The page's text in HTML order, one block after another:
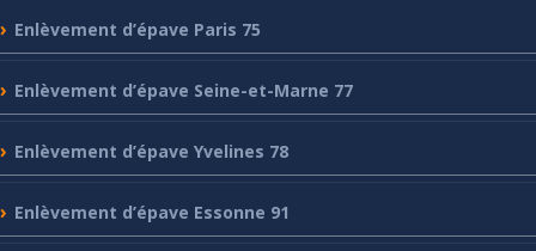
Enlèvement d’épave Paris 75
Enlèvement d’épave Seine-et-Marne 77
Enlèvement d’épave Yvelines 78
Enlèvement d’épave Essonne 91